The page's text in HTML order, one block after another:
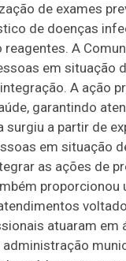
de exames
de doenças
A
em situação
A ação
garantindo
surgiu a partir de
em situação
as ações de
atuaram